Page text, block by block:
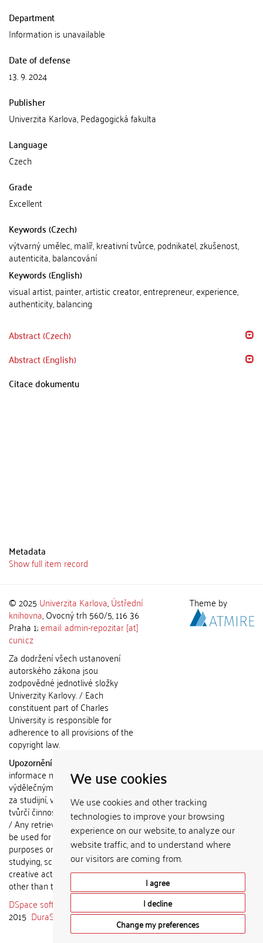
We use cookies
We use cookies and other tracking
technologies to improve your browsing
experience on our website, to analyze our
website traffic, and to understand where
our visitors are coming from.
I agree
I decline
Change my preferences
Department
Information is unavailable
Date of defense
13. 9. 2024
Publisher
Univerzita Karlova, Pedagogická fakulta
Language
Czech
Grade
Excellent
Keywords (Czech)
výtvarný umělec, malíř, kreativní tvůrce, podnikatel, zkušenost,
autenticita, balancování
Keywords (English)
visual artist, painter, artistic creator, entrepreneur, experience,
authenticity, balancing
Abstract (Czech)
Abstract (English)
Citace dokumentu
Metadata
Show full item record
© 2025 Univerzita Karlova,Ústřední
knihovna, Ovocný trh 560/5, 116 36
Praha 1;email: admin-repozitar [at]
cuni.cz
Za dodržení všech ustanovení
autorského zákona jsou
zodpovědné jednotlivé složky
Univerzity Karlovy. / Each
constituent part of Charles
University is responsible for
adherence to all provisions of the
copyright law.
Upozornění / Notice:
informace nemohou být použity k
výdělečným účelům nebo vydávány
za studijní, vědeckou nebo jinou
tvůrčí činnost jiné osoby než autora.
/ Any retrieved information shall not
be used for any commercial
purposes or claimed as results of
studying, scientific or any other
creative activities of any person
other than the author.
DSpace software
2015 DuraSpace
Theme by